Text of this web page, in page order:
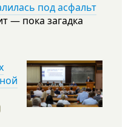
под асфальт
— пока загадка